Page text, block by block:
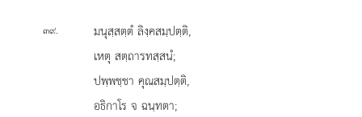
๓๙.
มนุสฺสตฺตํ ลิงฺคสมฺปตฺติ,
เหตุ สตฺถารทสฺสนํ;
ปพฺพชฺชา คุณสมฺปตฺติ,
อธิกาโร จ ฉนฺทตา;